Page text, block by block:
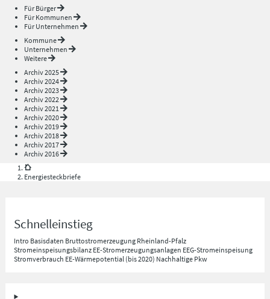
Für Bürger
Für Kommunen
Für Unternehmen
Kommune
Unternehmen
Weitere
Archiv 2025
Archiv 2024
Archiv 2023
Archiv 2022
Archiv 2021
Archiv 2020
Archiv 2019
Archiv 2018
Archiv 2017
Archiv 2016
Energiesteckbriefe
Schnelleinstieg
Intro Basisdaten Bruttostromerzeugung Rheinland-Pfalz
Stromeinspeisungsbilanz EE-Stromerzeugungsanlagen EEG-Stromeinspeisung
Stromverbrauch EE-Wärmepotential (bis 2020) Nachhaltige Pkw